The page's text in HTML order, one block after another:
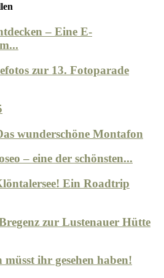
– Eine E-
zur 13. Fotoparade
wunderschöne Montafon
– eine der schönsten...
Ein Roadtrip
zur Lustenauer Hütte
ihr gesehen haben!